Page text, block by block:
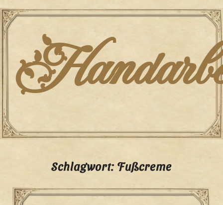
Skip
to
content
Schlagwort: Fußcreme